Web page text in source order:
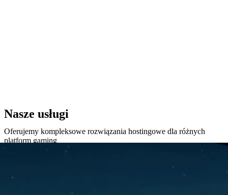
Nasze usługi
Oferujemy kompleksowe rozwiązania hostingowe dla różnych
platform gaming